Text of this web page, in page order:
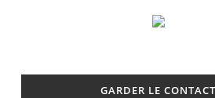
GARDER LE CONTACT